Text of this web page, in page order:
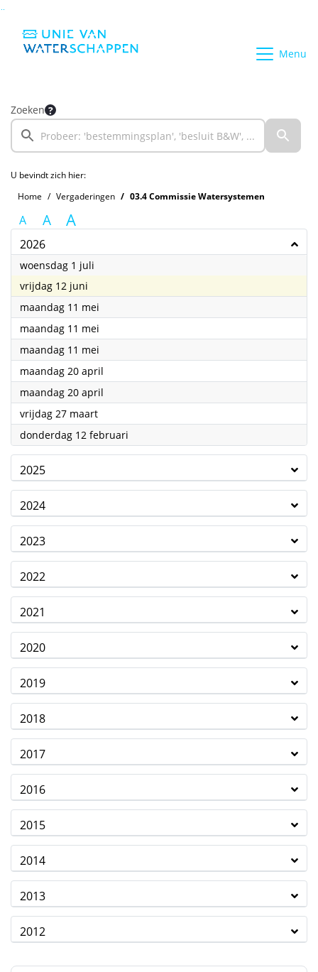
Menu
Zoeken
U bevindt zich hier:
Home
Vergaderingen 03.4 Commissie Watersystemen
A A A
2026
woensdag 1 juli
vrijdag 12 juni
maandag 11 mei
maandag 11 mei
maandag 11 mei
maandag 20 april
maandag 20 april
vrijdag 27 maart2026
donderdag 12 februari
2025
2024
2023
2022
2021
2020
2019
2018
2017
2016
2015
2014
2013
2012